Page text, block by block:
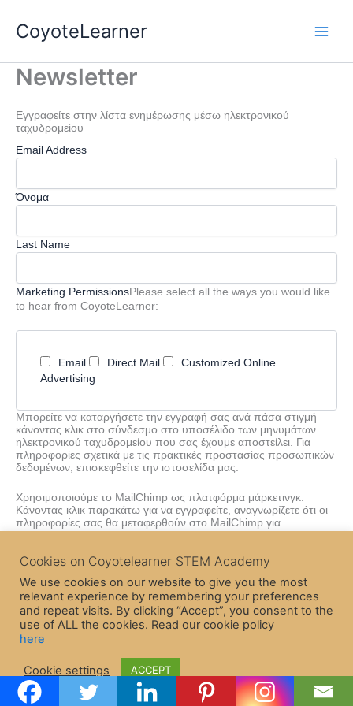
CoyoteLearner
Newsletter
Εγγραφείτε στην λίστα ενημέρωσης μέσω ηλεκτρονικού
ταχυδρομείου
Email Address
Όνομα
Last Name
Marketing PermissionsPlease select all the ways you would like
to hear from CoyoteLearner:
Email Direct Mail
Customized Online
Advertising
Μπορείτε να καταργήσετε την εγγραφή σας ανά πάσα στιγμή
κάνοντας κλικ στο σύνδεσμο στο υποσέλιδο των μηνυμάτων
ηλεκτρονικού ταχυδρομείου που σας έχουμε αποστείλει. Για
πληροφορίες σχετικά με τις πρακτικές προστασίας προσωπικών
δεδομένων, επισκεφθείτε την ιστοσελίδα μας.
Χρησιμοποιούμε το MailChimp ως πλατφόρμα μάρκετινγκ.
Κάνοντας κλικ παρακάτω για να εγγραφείτε, αναγνωρίζετε ότι οι
πληροφορίες σας θα μεταφερθούν στο MailChimp για
επεξεργασία. Μάθετε περισσότερα σχετικά με τις πρακτικές
Theme
Cookies on Coyotelearner STEM Academy
We use cookies on our website to give you the most
relevant experience by remembering your preferences
and repeat visits. By clicking “Accept”, you consent to the
use of ALL the cookies. Read our cookie policy
here
Cookie settings ACCEPT